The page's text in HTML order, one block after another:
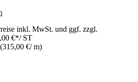
inkl. MwSt. und ggf. zzgl.
€*/ ST
(315,00 €/ m)